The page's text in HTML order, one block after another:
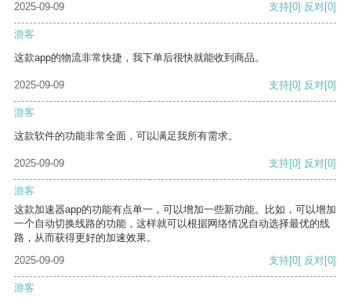
2025-09-09 支持[0] 反对[0]
游客
这款app的物流非常快捷，我下单后很快就能收到商品。
2025-09-09 支持[0] 反对[0]
游客
这款软件的功能非常全面，可以满足我所有需求。
2025-09-09 支持[0] 反对[0]
游客
这款加速器app的功能有点单一，可以增加一些新功能。比如，可以增加
一个自动切换线路的功能，这样就可以根据网络情况自动选择最优的线
路，从而获得更好的加速效果。
2025-09-09
支持[0] 反对[0]
游客